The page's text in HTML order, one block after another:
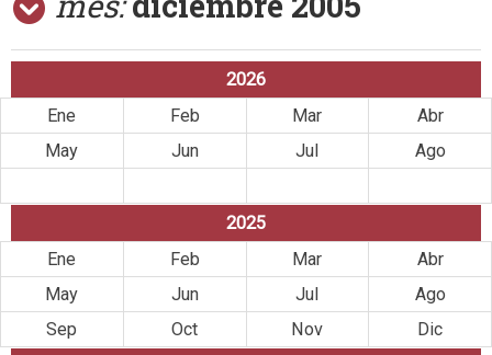
2026
Ene
Feb Mar
Abr
May
Jun Jul
Ago
2025
Ene
Feb Mar
Abr
May
Jun Jul
Ago
Sep
Oct Nov
Dic